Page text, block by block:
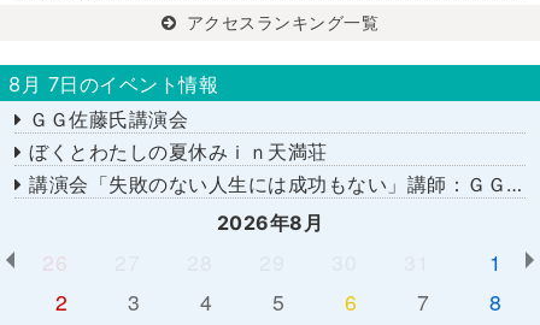
アクセスランキング一覧
8月 7日のイベント情報
ＧＧ佐藤氏講演会
ぼくとわたしの夏休みｉｎ天満荘
講演会「失敗のない人生には成功もない」講師：ＧＧ佐藤さん
2026年8月
26
1
2
3 4 5 6 7
8